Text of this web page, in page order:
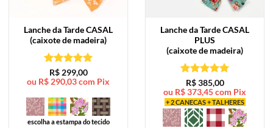
Lanche da TardeCASAL
(caixote de madeira)
Avaliação5
de 5
R$299,00
ou R$ 290,03com Pix
escolha a estampa do tecido
Lanche da TardeCASAL
PLUS
(caixote de madeira)
Avaliação5
de 5
R$385,00
ou R$373,45com Pix
+ 2 CANECAS + TALHERES